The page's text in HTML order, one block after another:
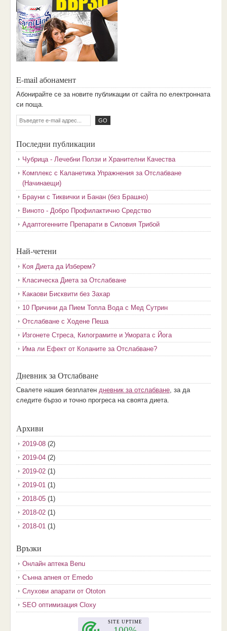
E-mail абонамент
Aбoниpaйтe ce зa нoвитe пyбликaции oт caйтa пo eлeктpoннaтa
cи пoщa.
Последни публикации
Чубрица - Лечебни Ползи и Хранителни Качества
Комплекс с Каланетика Упражнения за Отслабване
(Начинаещи)
Брауни с Тиквички и Банан (без Брашно)
Виното - Добро Профилактично Средство
Адаптогенните Препарати в Силовия Трибой
Най-четени
Коя Диета да Изберем?
Класическа Диета за Отслабване
Какаови Бисквити без Захар
10 Причини да Пием Топла Вода с Мед Сутрин
Отслабване с Ходене Пеша
Изгонете Стреса, Килограмите и Умората с Йога
Има ли Ефект от Коланите за Отслабване?
Дневник за Отслабване
Свалете нашия безплатен дневник за отслабване, за да
следите бързо и точно прогреса на своята диета.
Архиви
2019-08(2)
2019-04(2)
2019-02(1)
2019-01(1)
2018-05(1)
2018-02(1)
2018-01(1)
2017-11
2017-10(3)
2017-08(3)
2017-07(1)
2017-06(2)
Връзки
Онлайн аптека Benu
Сънна апнея от Emedo
Слухови апарати от Ototon
SEO оптимизация Cloxy